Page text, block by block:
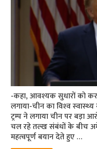
-कहा, आवश्‍यक सुधारों को
लगाया-चीन का विश्‍व
ट्रम्‍प ने लगाया चीन पर बड़ा
चल रहे तल्‍ख संबंधों के बीच
महत्‍वपूर्ण बयान देते हुए …